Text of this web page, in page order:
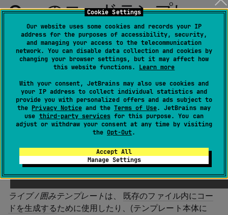
Cookie Settings
Our website uses some cookies and records your IP
address for the purposes of accessibility, security,
and managing your access to the telecommunication
network. You can disable data collection and cookies by
changing your browser settings, but it may affect how
this website functions. Learn more
With your consent, JetBrains may also use cookies and
your IP address to collect individual statistics and
provide you with personalized offers and ads subject to
the Privacy Noticeand the Terms of Use. JetBrains may
use third-party servicesfor this purpose. You can
adjust or withdraw your consent at any time by visiting
the Opt-Out.
Accept All
Manage Settings
C++ のコードテンプレー
ト
最終更新日： 2026 年 7 月 16 日
ReSharper のすべてのコードテンプレート機能は C++ で
もサポートされています。 これらの機能の詳細について
は、コードテンプレートセクションの該当トピックを参
照してください。
ライブテンプレート
ライブ / 囲みテンプレート は、 既存のファイル内にコー
ドを生成するために使用したり、(テンプレート本体に